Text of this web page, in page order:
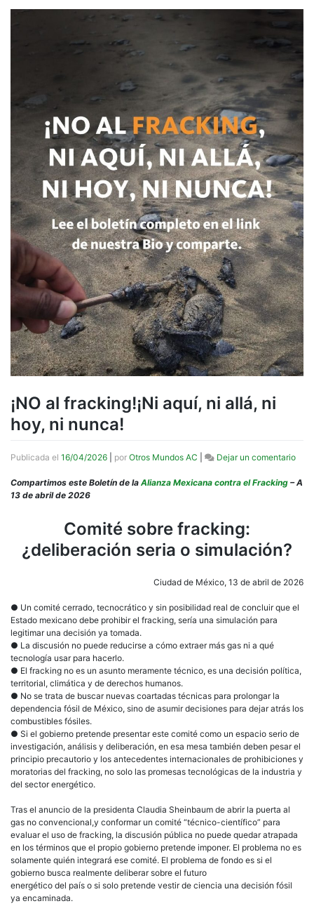
¡NO al fracking!¡Ni aquí, ni allá, ni
hoy, ni nunca!
Publicada el 16/04/2026 por Otros Mundos AC Dejar un comentarioen
al
ni
Compartimos este Boletín de la Alianza Mexicana contra el Fracking – A
13 de abril de 2026
Comité sobre fracking:
¿deliberación seria o simulación?
Ciudad de México, 13 de abril de 2026
● Un comité cerrado, tecnocrático y sin posibilidad real de concluir que el
Estado mexicano debe prohibir el fracking, sería una simulación para
legitimar una decisión ya tomada.
● La discusión no puede reducirse a cómo extraer más gas ni a qué
tecnología usar para hacerlo.
● El fracking no es un asunto meramente técnico, es una decisión política,
territorial, climática y de derechos humanos.
● No se trata de buscar nuevas coartadas técnicas para prolongar la
dependencia fósil de México, sino de asumir decisiones para dejar atrás los
combustibles fósiles.
● Si el gobierno pretende presentar este comité como un espacio serio de
investigación, análisis y deliberación, en esa mesa también deben pesar el
principio precautorio y los antecedentes internacionales de prohibiciones y
moratorias del fracking, no solo las promesas tecnológicas de la industria y
del sector energético.
Tras el anuncio de la presidenta Claudia Sheinbaum de abrir la puerta al
gas no convencional,y conformar un comité “técnico-científico” para
evaluar el uso de fracking, la discusión pública no puede quedar atrapada
en los términos que el propio gobierno pretende imponer. El problema no es
solamente quién integrará ese comité. El problema de fondo es si el
gobierno busca realmente deliberar sobre el futuro
energético del país o si solo pretende vestir de ciencia una decisión fósil
ya encaminada.